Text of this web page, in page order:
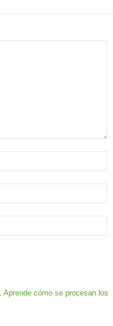
Aprende cómo se procesan los